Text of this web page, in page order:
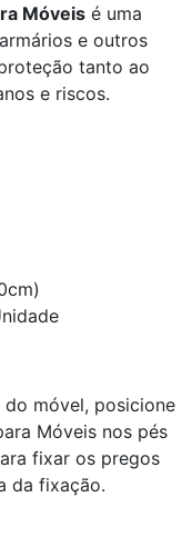
Móveis é uma
e outros
tanto ao
e riscos.
móvel, posicione
Móveis nos pés
fixar os pregos
da fixação.